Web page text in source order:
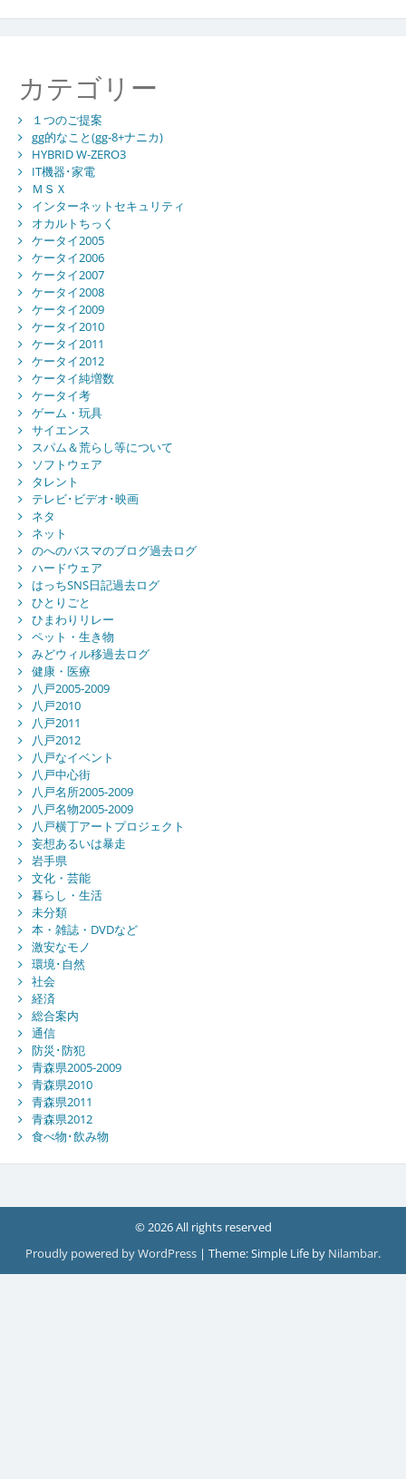
カテゴリー
１つのご提案
gg的なこと(gg-8+ナニカ)
HYBRID W-ZERO3
IT機器･家電
ＭＳＸ
インターネットセキュリティ
オカルトちっく
ケータイ2005
ケータイ2006
ケータイ2007
ケータイ2008
ケータイ2009
ケータイ2010
ケータイ2011
ケータイ2012
ケータイ純増数
ケータイ考
ゲーム・玩具
サイエンス
スパム＆荒らし等について
ソフトウェア
タレント
テレビ･ビデオ･映画
ネタ
ネット
のへのバスマのブログ過去ログ
ハードウェア
はっちSNS日記過去ログ
ひとりごと
ひまわりリレー
ペット・生き物
みどウィル移過去ログ
健康・医療
八戸2005-2009
八戸2010
八戸2011
八戸2012
八戸なイベント
八戸中心街
八戸名所2005-2009
八戸名物2005-2009
八戸横丁アートプロジェクト
妄想あるいは暴走
岩手県
文化・芸能
暮らし・生活
未分類
本・雑誌・DVDなど
激安なモノ
環境･自然
社会
経済
総合案内
通信
防災･防犯
青森県2005-2009
青森県2010
青森県2011
青森県2012
食べ物･飲み物
© 2026 All rights reserved
Proudly powered by WordPress | Theme: Simple Life by Nilambar.